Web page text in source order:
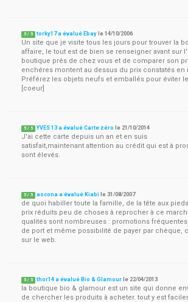
5 / 5 torky17 a évalué Ebay le14/10/2006
Un site que je visite tous les jours pour trouver la
affaire, le tout est de bien se renseigner avant sur
boutique prés de chez vous et de comparer son
enchéres montent au dessus du prix constatés en
Préférez les objets neufs et emballés pour éviter
[coeur]
5 / 5 YVES 13 a évalué Carte zéro le 21/10/2014
J'ai cette carte depuis un an et en suis
satisfait,maintenant attention au crédit qui est à
sont élevés.
5 / 5 ascona a évalué Kiabi le31/08/2007
de quoi habiller toute la famille, de la tête aux
prix réduits.peu de choses à reprocher à ce
qualités sont nombreuses : promotions
de port et même possibilité de payer par chèque,
sur le web.
5 / 5 thor14 a évalué Bio & Glamour le 22/04/2013
la boutique bio & glamour est un site qui donne
de chercher les produits à acheter. tout y est